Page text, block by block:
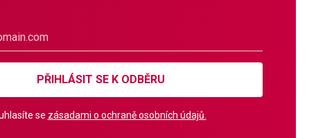
PŘIHLÁSIT SE K ODBĚRU
se zásadami o ochraně osobních údajů.